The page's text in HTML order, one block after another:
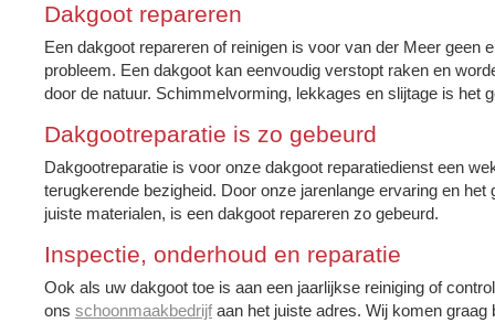
Dakgoot repareren
Een dakgoot repareren of reinigen is voor van der Meer geen
probleem. Een dakgoot kan eenvoudig verstopt raken en
door de natuur. Schimmelvorming, lekkages en slijtage is het
Dakgootreparatie is zo gebeurd
Dakgootreparatie is voor onze dakgoot reparatiedienst een
terugkerende bezigheid. Door onze jarenlange ervaring en het
juiste materialen, is een dakgoot repareren zo gebeurd.
Inspectie, onderhoud en reparatie
Ook als uw dakgoot toe is aan een jaarlijkse reiniging of
ons schoonmaakbedrijf aan het juiste adres. Wij komen graag